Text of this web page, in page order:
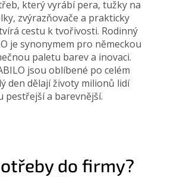
který vyrábí pera, tužky na
zvýrazňovače a prakticky
cestu k tvořivosti. Rodinný
je synonymem pro německou
paletu barev a inovaci.
jsou oblíbené po celém
den dělají životy milionů lidí
pestřejší a barevnější.
do firmy?